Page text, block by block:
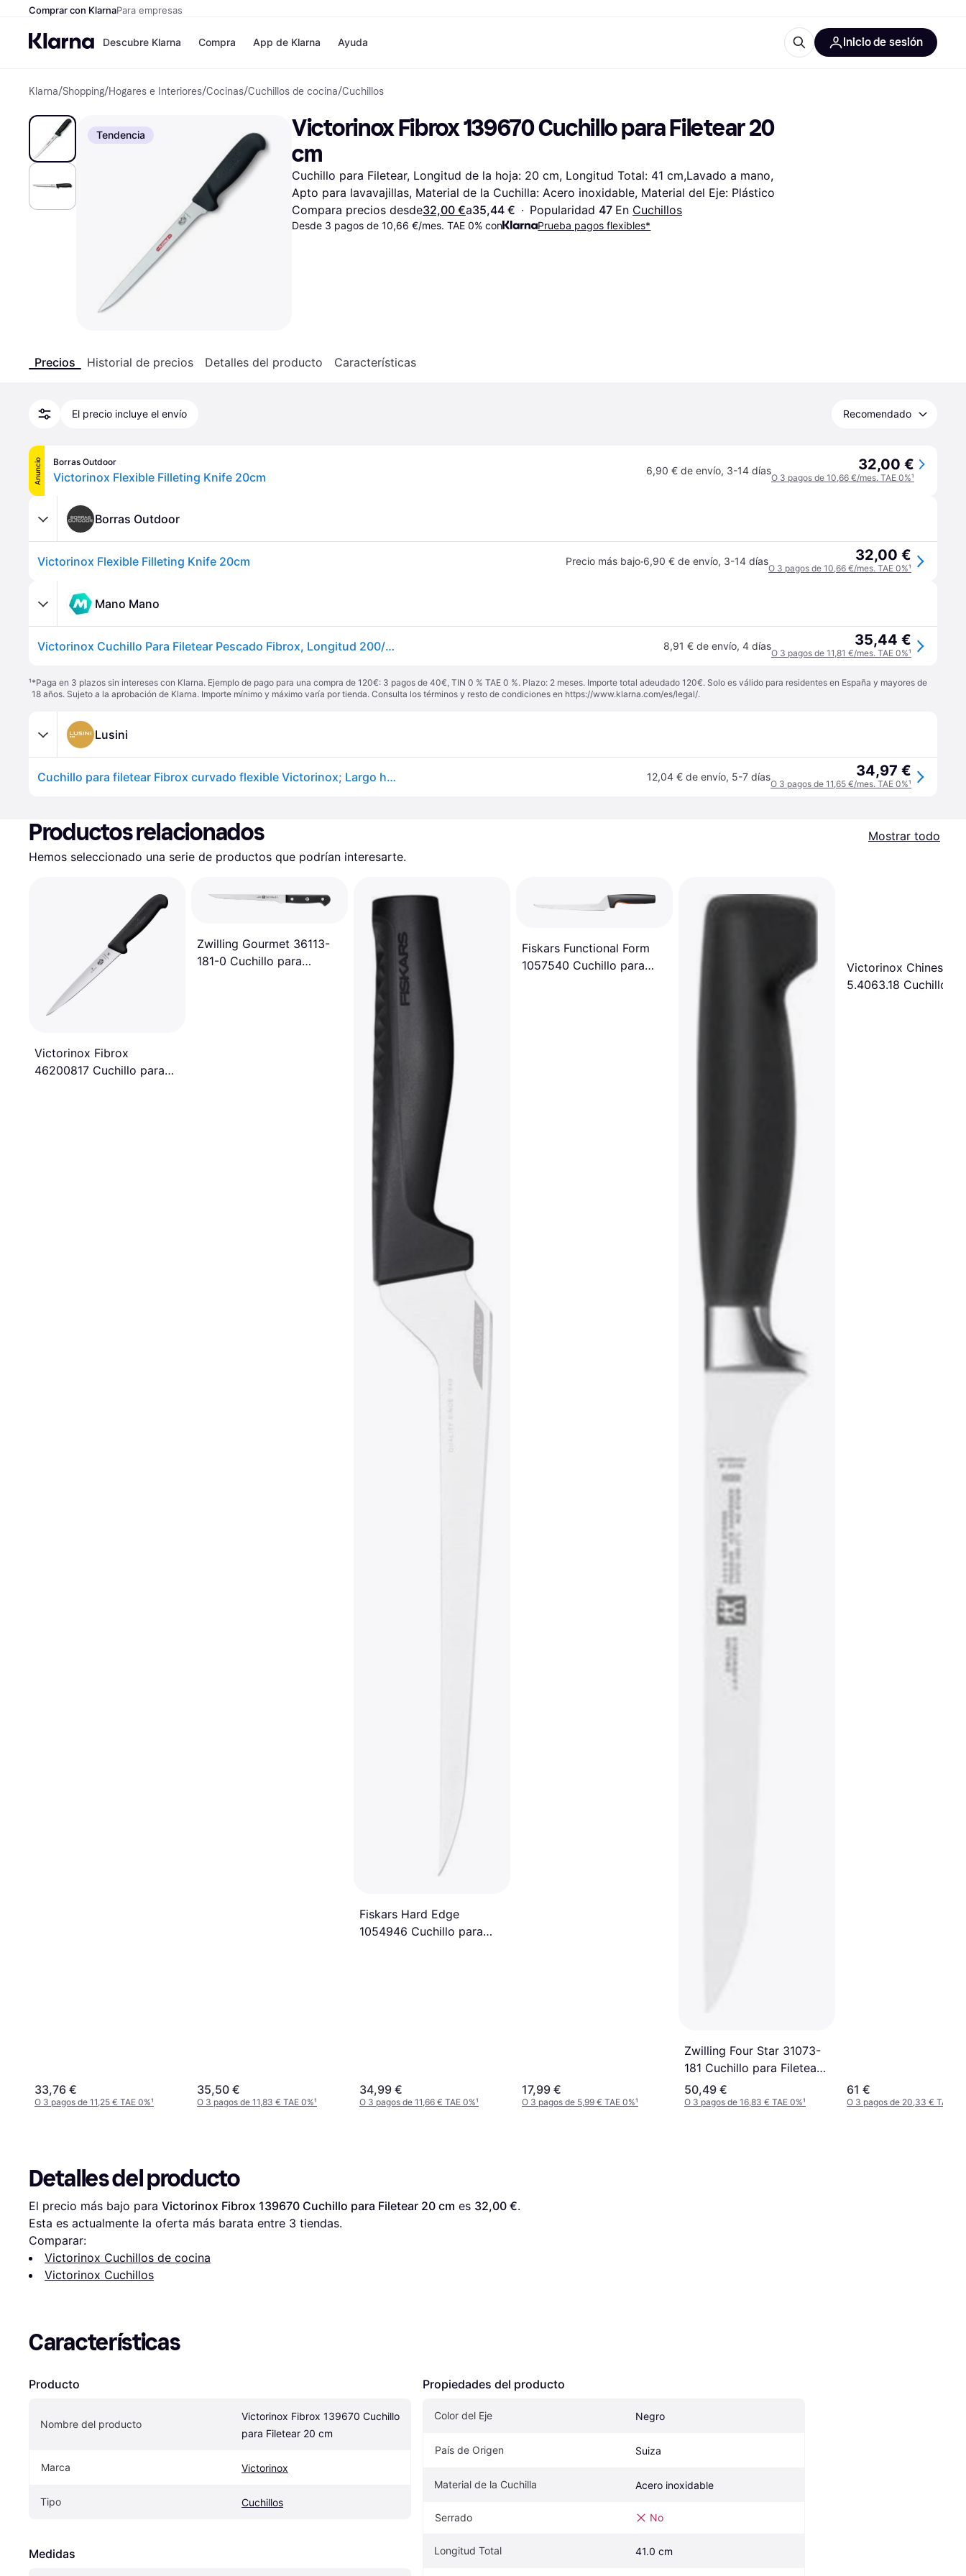
Comprar con KlarnaPara empresas
Descubre Klarna
Formas de pago
Paga ahora
Paga en 3 plazos
Paga en 30 días
Financiación
Klarna en Apple Pay
Compras y recompensas
Directorio de tiendas
Suscripciones
Saldo
Cuentas de ahorro
Compra
Tiendas
Zalando Prive
Zara
JD Sports
Directorio de tiendas
Compra y compara precios
Belleza
Ropa
Audio y Video
Deportes y Aire libre
Informática
Hazlo tú mismo
Teléfonos & Wearables
Niños y Familia
Electrodomésticos de Cocina
Electrodomésticos
Libros, Películas y Música
Todas las categorías
App de Klarna Ayuda Inicio de sesión
Klarna/Shopping/Hogares e Interiores/Cocinas/Cuchillos de cocina/Cuchillos
Tendencia
Victorinox Fibrox 139670 Cuchillo para Filetear 20
cm
Cuchillo para Filetear, Longitud de la hoja: 20 cm, Longitud Total: 41 cm,Lavado a mano,
Apto para lavavajillas, Material de la Cuchilla: Acero inoxidable, Material del Eje: Plástico
Compara precios desde32,00 €a35,44 € · Popularidad 47 En Cuchillos
Desde 3 pagos de 10,66 €/mes. TAE 0% con Prueba pagos flexibles*
Precios Historial de precios Detalles del producto Características
El precio incluye el envío Recomendado
Anuncio Borras Outdoor
Victorinox Flexible Filleting Knife 20cm 6,90 € de envío, 3-14 días 32,00 €
O 3 pagos de 10,66 €/mes. TAE 0%¹
Borras Outdoor
Victorinox Flexible Filleting Knife 20cm Precio más bajo·6,90 € de envío, 3-14 días 32,00 €
O 3 pagos de 10,66 €/mes. TAE 0%¹
Mano Mano
Victorinox Cuchillo Para Filetear Pescado Fibrox, Longitud 200/339 Mm 8,91 € de envío, 4 días 35,44 €
O 3 pagos de 11,81 €/mes. TAE 0%¹
¹*Paga en 3 plazos sin intereses con Klarna. Ejemplo de pago para una compra de 120€: 3 pagos de 40€, TIN 0 % TAE 0 %. Plazo: 2 meses. Importe total adeudado 120€. Solo es válido para residentes en España y mayores de
18 años. Sujeto a la aprobación de Klarna. Importe mínimo y máximo varía por tienda. Consulta los términos y resto de condiciones en https://www.klarna.com/es/legal/.
Lusini
Cuchillo para filetear Fibrox curvado flexible Victorinox; Largo hoja 20 cm, 34 cm (Lg); plateado/negro 12,04 € de envío, 5-7 días 34,97 €
O 3 pagos de 11,65 €/mes. TAE 0%¹
Productos relacionados
Mostrar todo
Hemos seleccionado una serie de productos que podrían interesarte.
Victorinox Fibrox
46200817 Cuchillo para
33,76 €
O 3 pagos de 11,25 € TAE 0%¹
Zwilling Gourmet 36113-
181-0 Cuchillo para
35,50 €
O 3 pagos de 11,83 € TAE 0%¹
Fiskars Hard Edge
1054946 Cuchillo para
34,99 €
O 3 pagos de 11,66 € TAE 0%¹
Fiskars Functional Form
1057540 Cuchillo para
17,99 €
O 3 pagos de 5,99 € TAE 0%¹
Zwilling Four Star 31073-
181 Cuchillo para Filetear
18 cm
50,49 €
O 3 pagos de 16,83 € TAE 0%¹
Victorinox Chinese
5.4063.18 Cuchillo de
61 €
O 3 pagos de 20,33 € TAE
Detalles del producto
El precio más bajo para Victorinox Fibrox 139670 Cuchillo para Filetear 20 cm es 32,00 €.
Esta es actualmente la oferta más barata entre 3 tiendas.
Comparar:
Victorinox Cuchillos de cocina
Victorinox Cuchillos
Características
Producto
Nombre del producto
Victorinox Fibrox 139670 Cuchillo
para Filetear 20 cm
Marca Victorinox
Tipo Cuchillos
Medidas
Propiedades del producto
Color del Eje Negro
País de Origen Suiza
Material de la Cuchilla Acero inoxidable
Serrado No
Longitud Total 41.0 cm